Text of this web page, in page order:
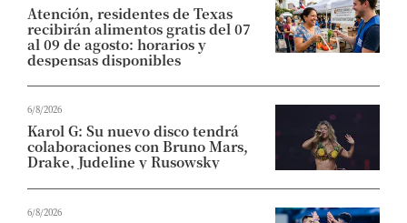
Atención, residentes de Texas
recibirán alimentos gratis del 07
al 09 de agosto: horarios y
despensas disponibles
6/8/2026
Karol G: Su nuevo disco tendrá
colaboraciones con Bruno Mars,
Drake, Judeline y Rusowsky
6/8/2026